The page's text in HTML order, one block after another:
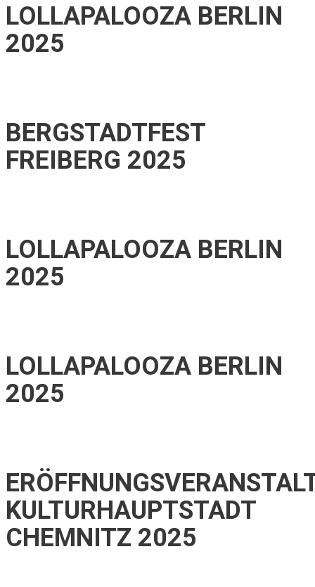
LOLLAPALOOZA BERLIN
2025
BERGSTADTFEST
FREIBERG 2025
LOLLAPALOOZA BERLIN
2025
LOLLAPALOOZA BERLIN
2025
KULTURHAUPTSTADT
CHEMNITZ 2025